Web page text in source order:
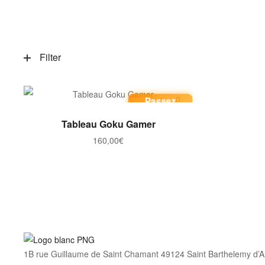
Filter
Passez
AJOUTER AU PANIER
Tableau Goku Gamer
160,00€
1B rue Guillaume de Saint Chamant 49124 Saint Barthelemy